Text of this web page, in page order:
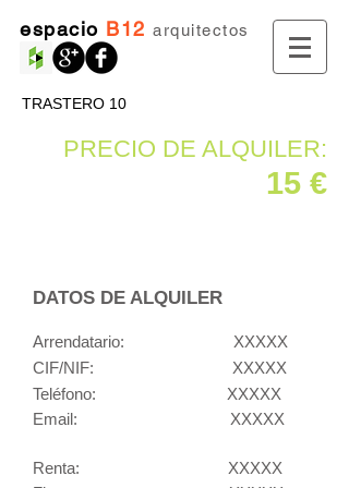
espacio B12 arquitectos
TRASTERO 10
PRECIO DE ALQUILER:
15 €
DATOS DE ALQUILER
Arrendatario:
XXXXX
CIF/NIF:
XXXXX
Teléfono: XXXXX
Email: XXXXX
Renta: XXXXX